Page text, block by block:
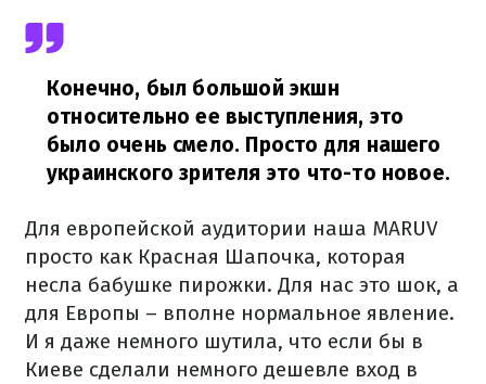
Конечно, был большой экшн
относительно ее выступления, это
было очень смело. Просто для нашего
украинского зрителя это что-то новое.
Для европейской аудитории наша MARUV
просто как Красная Шапочка, которая
несла бабушке пирожки. Для нас это шок, а
для Европы – вполне нормальное явление.
И я даже немного шутила, что если бы в
Киеве сделали немного дешевле вход в